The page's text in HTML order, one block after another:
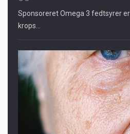
Sponsoreret Omega 3 fedtsyrer
krops…